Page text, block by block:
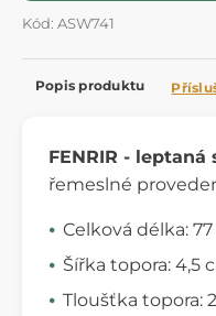
Kód: ASW741
Popis produktu
FENRIR - leptaná
řemeslné
Celková délka:
Šířka topora: 4,5
Tloušťka topora: